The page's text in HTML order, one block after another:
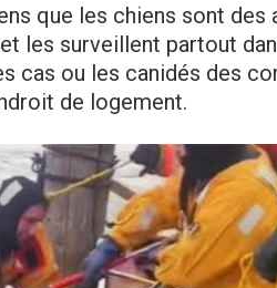
que les chiens sont des
les surveillent partout
cas ou les canidés des
de logement.